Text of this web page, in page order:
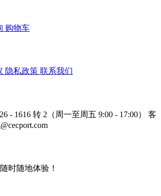
购物车
隐私政策 联系我们
- 1616 转 2（周一至周五 9:00 - 17:00）
客
时随地体验！